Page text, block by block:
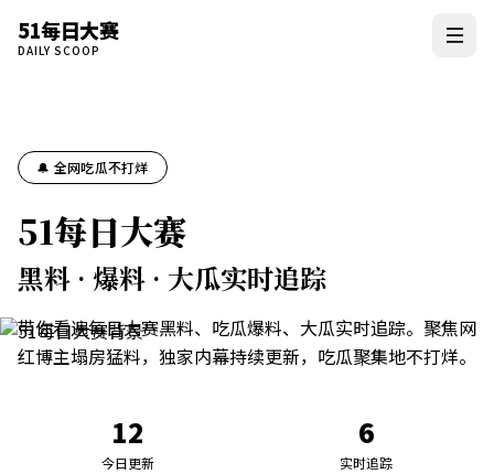
51每日大赛
DAILY SCOOP
🔔 全网吃瓜不打烊
51每日大赛
黑料 · 爆料 · 大瓜实时追踪
带你看遍每日大赛黑料、吃瓜爆料、大瓜实时追踪。聚焦网
红博主塌房猛料，独家内幕持续更新，吃瓜聚集地不打烊。
12
今日更新
6
实时追踪